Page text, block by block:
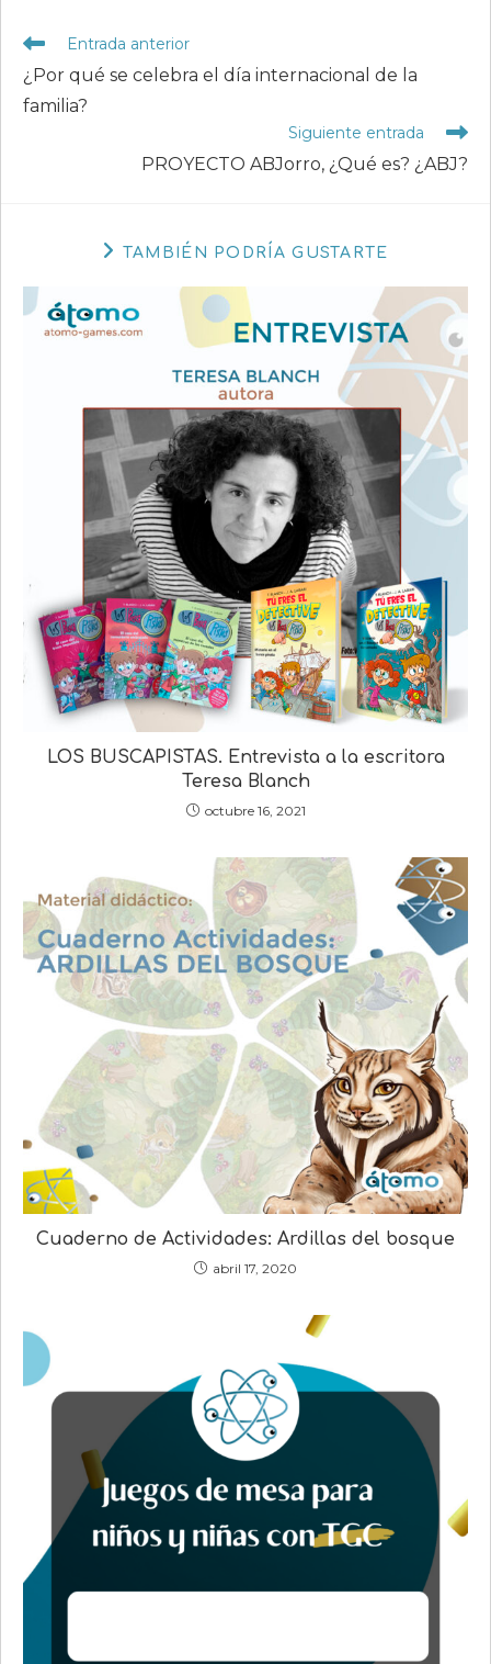
Leer
artículos
Entrada anterior
¿Por qué se celebra el día internacional de la
familia?
Siguiente entrada
PROYECTO ABJorro, ¿Qué es? ¿ABJ?
TAMBIÉN PODRÍA GUSTARTE
LOS BUSCAPISTAS. Entrevista a la escritora
Teresa Blanch
octubre 16, 2021
Cuaderno de Actividades: Ardillas del bosque
abril 17, 2020